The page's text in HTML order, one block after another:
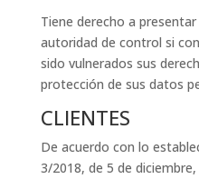
Tiene derecho a
autoridad de control si
sido vulnerados sus
protección de sus datos
CLIENTES
De acuerdo con lo
3/2018, de 5 de